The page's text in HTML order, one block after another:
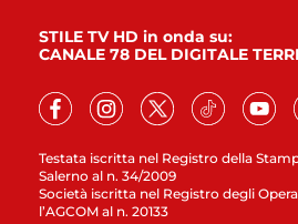
Testata iscritta nel Registro della
Salerno al n. 34/2009
Società iscritta nel Registro degli
l’AGCOM al n. 20133
STILE TV HD in onda su:
CANALE 78 DEL DIGITALE